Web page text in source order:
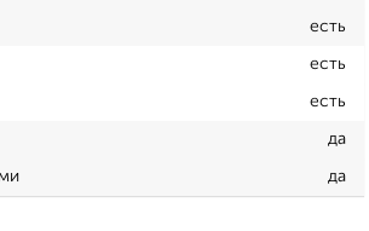
есть
есть
есть
да
да